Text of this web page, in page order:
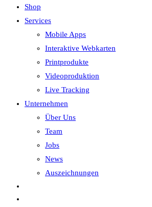
Shop
Services
Mobile Apps
Interaktive Webkarten
Printprodukte
Videoproduktion
Live Tracking
Unternehmen
Über Uns
Team
Jobs
News
Auszeichnungen